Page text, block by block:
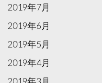
2019年7月
2019年6月
2019年5月
2019年4月